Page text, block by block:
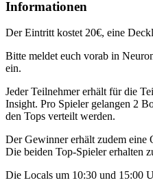
Informationen
Der Eintritt kostet 20€, eine
Bitte meldet euch vorab in
ein.
Jeder Teilnehmer erhält für die
Insight. Pro Spieler gelangen 2
den Tops verteilt werden.
Der Gewinner erhält zudem eine
Die beiden Top-Spieler erhalten
Die Locals um 10:30 und 15:00